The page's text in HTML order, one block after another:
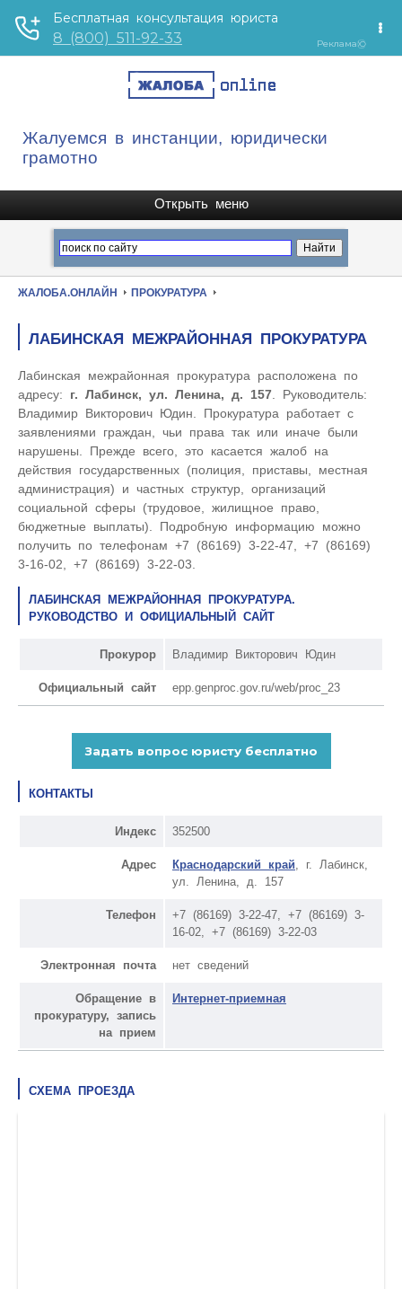
Жалуемся в инстанции, юридически
грамотно
ЖАЛОБА.ОНЛАЙН ПРОКУРАТУРА
ЛАБИНСКАЯ МЕЖРАЙОННАЯ ПРОКУРАТУРА
Лабинская межрайонная прокуратура расположена по
адресу: г. Лабинск, ул. Ленина, д. 157 . Руководитель:
Владимир Викторович Юдин. Прокуратура работает с
заявлениями граждан, чьи права так или иначе были
нарушены. Прежде всего, это касается жалоб на
действия государственных (полиция, приставы, местная
администрация) и частных структур, организаций
социальной сферы (трудовое, жилищное право,
бюджетные выплаты). Подробную информацию можно
получить по телефонам +7 (86169) 3-22-47, +7 (86169)
3-16-02, +7 (86169) 3-22-03.
ЛАБИНСКАЯ МЕЖРАЙОННАЯ ПРОКУРАТУРА.
РУКОВОДСТВО И ОФИЦИАЛЬНЫЙ САЙТ
Прокурор Владимир Викторович Юдин
Официальный сайт epp.genproc.gov.ru/web/proc_23
КОНТАКТЫ
Индекс 352500
Адрес Краснодарский край , г. Лабинск,
ул. Ленина, д. 157
Телефон
+7 (86169) 3-22-47, +7 (86169) 3-
16-02, +7 (86169) 3-22-03
Электронная почта нет сведений
Обращение в
прокуратуру, запись
на прием
Интернет-приемная
СХЕМА ПРОЕЗДА